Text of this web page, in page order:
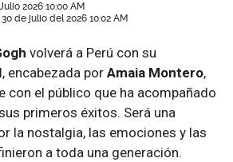
2026 10:00 AM
de julio del 2026 10:02 AM
volverá a Perú con su
encabezada por Amaia Montero,
con el público que ha acompañado
primeros éxitos. Será una
la nostalgia, las emociones y las
a toda una generación.